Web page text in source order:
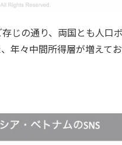
じの通り、両国とも人口
年々中間所得層が増えて